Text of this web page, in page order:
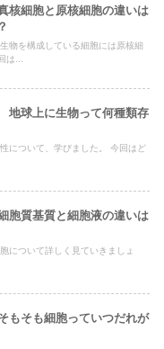
核細胞と原核細胞の違いは
物を構成している細胞には原核細
は...
球上に生物って何種類存
について、学びました。 今回はど
質基質と細胞液の違いは
について詳しく見ていきましょ
そも細胞っていつだれが